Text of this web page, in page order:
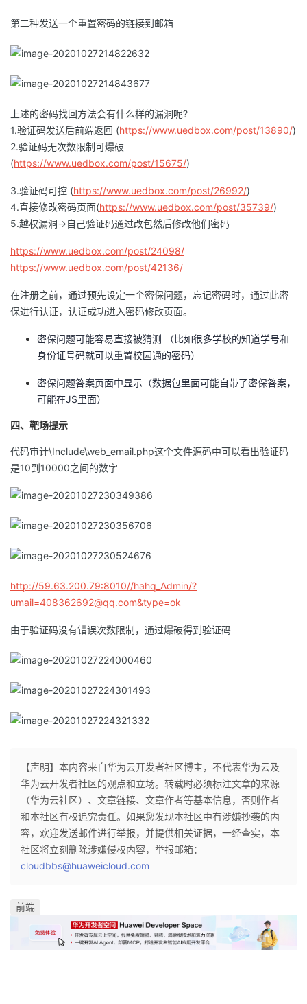
第二种发送一个重置密码的链接到邮箱
上述的密码找回方法会有什么样的漏洞呢?
1.验证码发送后前端返回 (https://www.uedbox.com/post/13890/)
2.验证码无次数限制可爆破
(https://www.uedbox.com/post/15675/)
3.验证码可控 (https://www.uedbox.com/post/26992/)
4.直接修改密码页面(https://www.uedbox.com/post/35739/)
5.越权漏洞->自己验证码通过改包然后修改他们密码
https://www.uedbox.com/post/24098/
https://www.uedbox.com/post/42136/
在注册之前，通过预先设定一个密保问题，忘记密码时，通过此密
保进行认证，认证成功进入密码修改页面。
密保问题可能容易直接被猜测 （比如很多学校的知道学号和
身份证号码就可以重置校园通的密码）
密保问题答案页面中显示（数据包里面可能自带了密保答案，
可能在JS里面）
四、靶场提示
代码审计\Include\web_email.php这个文件源码中可以看出验证码
是10到10000之间的数字
http://59.63.200.79:8010//hahq_Admin/?
umail=408362692@qq.com&type=ok
由于验证码没有错误次数限制，通过爆破得到验证码
【声明】本内容来自华为云开发者社区博主，不代表华为云及
华为云开发者社区的观点和立场。转载时必须标注文章的来源
（华为云社区）、文章链接、文章作者等基本信息，否则作者
和本社区有权追究责任。如果您发现本社区中有涉嫌抄袭的内
容，欢迎发送邮件进行举报，并提供相关证据，一经查实，本
社区将立刻删除涉嫌侵权内容，举报邮箱：
cloudbbs@huaweicloud.com
前端